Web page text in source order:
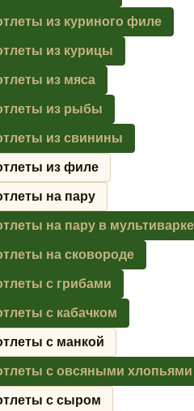
из куриного филе
из курицы
из мяса
из рыбы
из свинины
из филе
на пару
на пару в мультиварке
на сковороде
с грибами
с кабачком
с манкой
с овсяными хлопьями
с сыром